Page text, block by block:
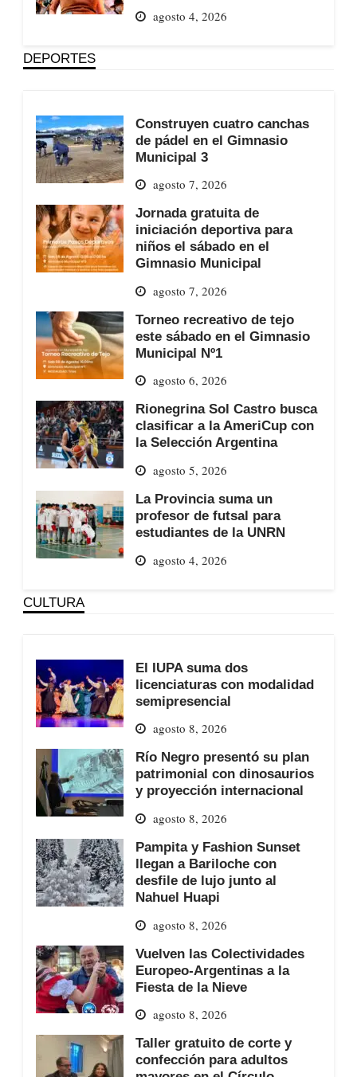
agosto 4, 2026
DEPORTES
Construyen cuatro canchas
de pádel en el Gimnasio
Municipal 3
agosto 7, 2026
Jornada gratuita de
iniciación deportiva para
niños el sábado en el
Gimnasio Municipal
agosto 7, 2026
Torneo recreativo de tejo
este sábado en el Gimnasio
Municipal Nº1
agosto 6, 2026
Rionegrina Sol Castro busca
clasificar a la AmeriCup con
la Selección Argentina
agosto 5, 2026
La Provincia suma un
profesor de futsal para
estudiantes de la UNRN
agosto 4, 2026
CULTURA
El IUPA suma dos
licenciaturas con modalidad
semipresencial
agosto 8, 2026
Río Negro presentó su plan
patrimonial con dinosaurios
y proyección internacional
agosto 8, 2026
Pampita y Fashion Sunset
llegan a Bariloche con
desfile de lujo junto al
Nahuel Huapi
agosto 8, 2026
Vuelven las Colectividades
Europeo-Argentinas a la
Fiesta de la Nieve
agosto 8, 2026
Taller gratuito de corte y
confección para adultos